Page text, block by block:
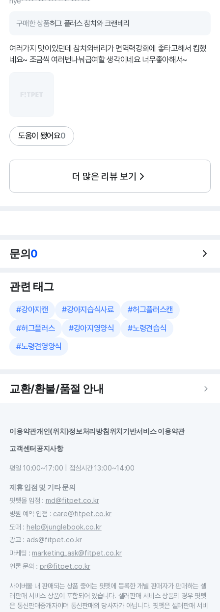
구매한 상품허그 플러스 참치와 크랜베리
여러가지 맛이있던데 참치와베리가 면역력강화에 좋타고해서 킵했
네요~ 조금씩 여러번나눠급여할 생각이네요 너무좋아해서~
도움이 됐어요0
더 많은 리뷰 보기
문의0
관련 태그
#강아지캔 #강아지습식사료 #허그플러스캔
#허그플러스 #강아지영양식 #노령견습식
#노령견영양식
교환/환불/품절 안내
이용약관개인(위치)정보처리방침위치기반서비스 이용약관
고객센터공지사항
평일 10:00~17:00 | 점심시간 13:00~14:00
제휴 입점 및 기타 문의
핏펫몰 입점 : md@fitpet.co.kr
병원 예약 입점 : care@fitpet.co.kr
도매 : help@junglebook.co.kr
광고: ads@fitpet.co.kr
마케팅 : marketing_ask@fitpet.co.kr
언론 문의 : pr@fitpet.co.kr
사이버몰 내 판매되는 상품 중에는 핏펫에 등록한 개별 판매자가 판매하는 셀
러판매 서비스 상품이 포함되어 있습니다. 셀러판매 서비스 상품의 경우 핏펫
은 통신판매중개자이며 통신판매의 당사자가 아닙니다. 핏펫은 셀러판매 서비